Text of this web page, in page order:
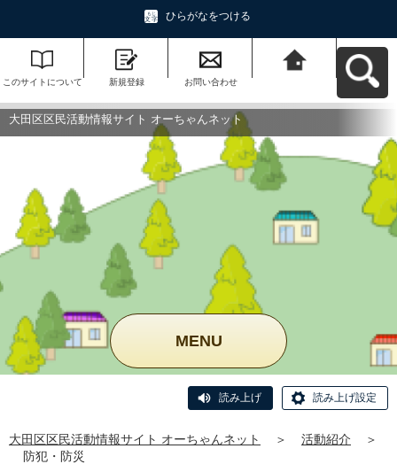
ひらがなをつける
このサイトについて 新規登録 お問い合わせ
ットへ戻る
大田区区民活動情報サイト オーちゃんネット
MENU
読み上げ 読み上げ設定
大田区区民活動情報サイト オーちゃんネット ＞ 活動紹介
＞
防犯・防災